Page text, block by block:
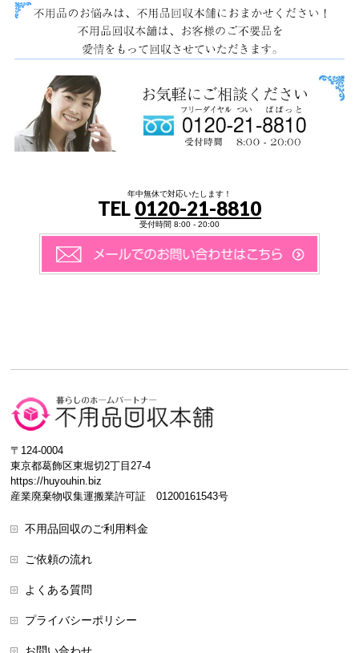
年中無休で対応いたします！
TEL 0120-21-8810
受付時間 8:00 - 20:00
〒124-0004
東京都葛飾区東堀切2丁目27-4
https://huyouhin.biz
産業廃棄物収集運搬業許可証 01200161543号
不用品回収のご利用料金
ご依頼の流れ
よくある質問
プライバシーポリシー